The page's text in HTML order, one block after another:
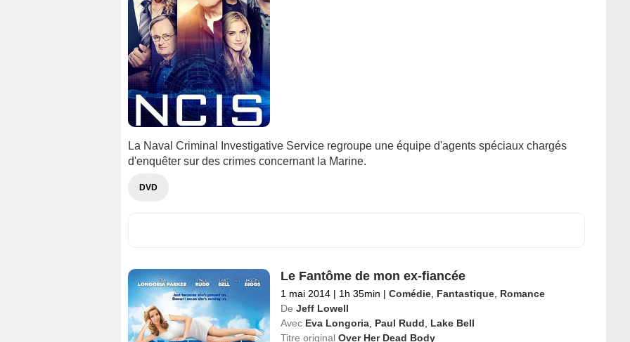
La Naval Criminal Investigative Service regroupe une équipe d'agents spéciaux chargés
d'enquêter sur des crimes concernant la Marine.
DVD
Le Fantôme de mon ex-fiancée
1 mai 2014 | 1h 35min | Comédie, Fantastique, Romance
De Jeff Lowell
Avec Eva Longoria, Paul Rudd, Lake Bell
Titre original Over Her Dead Body